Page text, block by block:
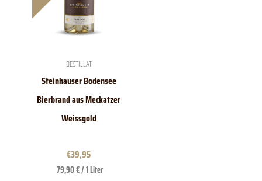
DESTILLAT
Steinhauser Bodensee
Bierbrand aus Meckatzer
Weissgold
€39,95
79,90 € / 1 Liter